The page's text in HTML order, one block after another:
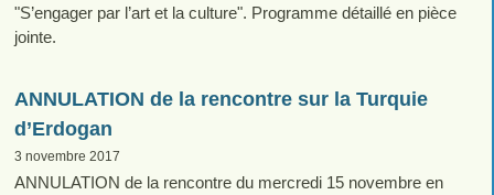
"S’engager par l’art et la culture". Programme détaillé en pièce
jointe.
ANNULATION de la rencontre sur la Turquie
d’Erdogan
3 novembre 2017
ANNULATION de la rencontre du mercredi 15 novembre en